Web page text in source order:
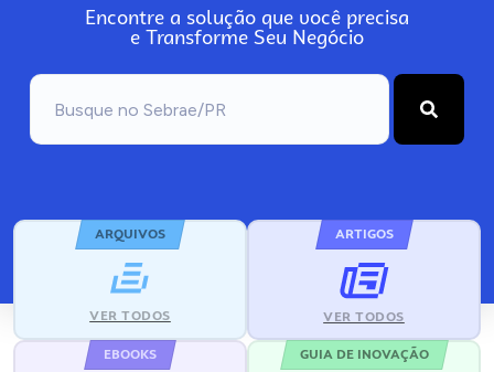
Encontre a solução que você precisa
e Transforme Seu Negócio
ARQUIVOS
VER TODOS
ARTIGOS
VER TODOS
EBOOKS GUIA DE INOVAÇÃO